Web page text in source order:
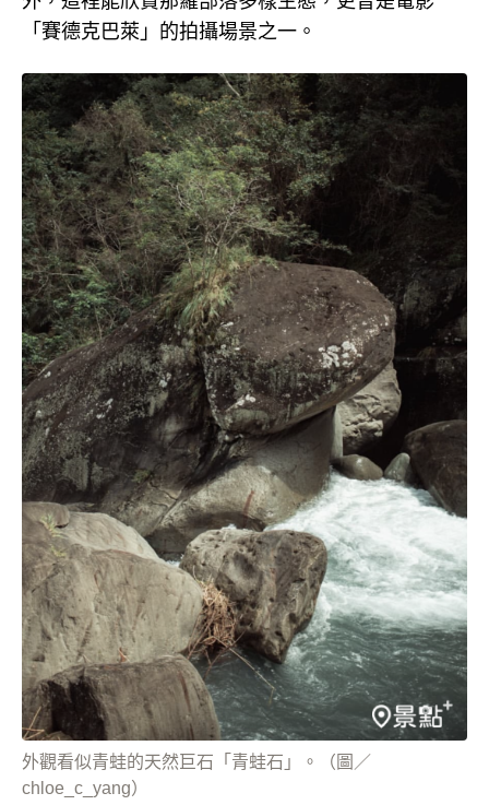
「賽德克巴萊」的拍攝場景之一。
外觀看似青蛙的天然巨石「青蛙石」。（圖／
chloe_c_yang）